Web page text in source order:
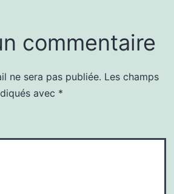
commentaire
ne sera pas publiée. Les champs
avec *